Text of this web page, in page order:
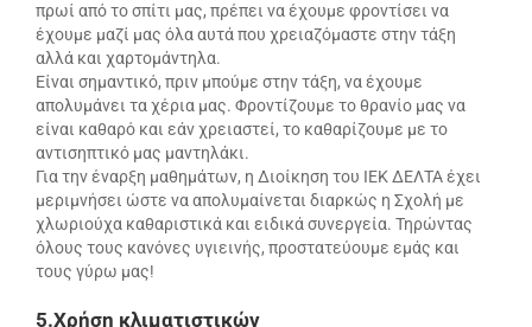
πρωί από το σπίτι μας, πρέπει να έχουμε φροντίσει να
έχουμε μαζί μας όλα αυτά που χρειαζόμαστε στην τάξη
αλλά και χαρτομάντηλα.
Είναι σημαντικό, πριν μπούμε στην τάξη, να έχουμε
απολυμάνει τα χέρια μας. Φροντίζουμε το θρανίο μας να
είναι καθαρό και εάν χρειαστεί, το καθαρίζουμε με το
αντισηπτικό μας μαντηλάκι.
Για την έναρξη μαθημάτων, η Διοίκηση του ΙΕΚ ΔΕΛΤΑ έχει
μεριμνήσει ώστε να απολυμαίνεται διαρκώς η Σχολή με
χλωριούχα καθαριστικά και ειδικά συνεργεία. Τηρώντας
όλους τους κανόνες υγιεινής, προστατεύουμε εμάς και
τους γύρω μας!
5.Χρήση κλιματιστικών